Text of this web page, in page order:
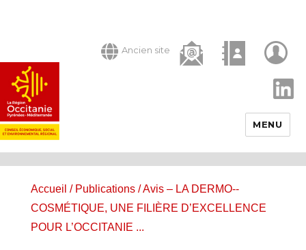
Ancien site
MENU
Accueil / Publications/ Avis – LA DERMO-­
COSMÉTIQUE, UNE FILIÈRE D’EXCELLENCE
POUR L’OCCITANIE ...